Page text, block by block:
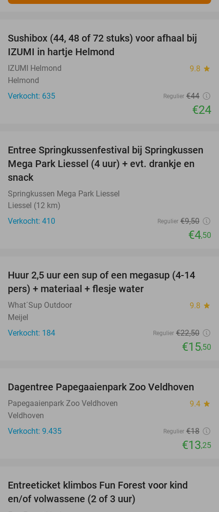
45%
Sushibox (44, 48 of 72 stuks) voor afhaal bij
IZUMI in hartje Helmond
IZUMI Helmond 9.8 star
Helmond
Verkocht: 635
Regulier €44
€24
53%
Entree Springkussenfestival bij Springkussen
Mega Park Liessel (4 uur) + evt. drankje en
snack
Springkussen Mega Park Liessel
Liessel (12 km)
Verkocht: 410
Regulier €9,50
€4,50
31%
Huur 2,5 uur een sup of een megasup (4-14
pers) + materiaal + flesje water
What´Sup Outdoor 9.8 star
Meijel
Verkocht: 184
Regulier €22,50
€15,50
26%
Dagentree Papegaaienpark Zoo Veldhoven
Papegaaienpark Zoo Veldhoven 9.4 star
Veldhoven
Verkocht: 9.435
Regulier €18
€13,25
Entreeticket klimbos Fun Forest voor kind
en/of volwassene (2 of 3 uur)